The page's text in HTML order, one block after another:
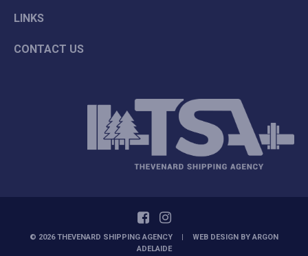
LINKS
CONTACT US
© 2026 THEVENARD SHIPPING AGENCY WEB DESIGN BYARGON
ADELAIDE